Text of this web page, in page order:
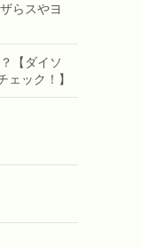
らスやヨ
【ダイソ
ェック！】